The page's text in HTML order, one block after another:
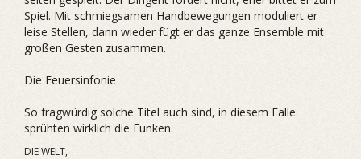
Spiel. Mit schmiegsamen Handbewegungen moduliert er
leise Stellen, dann wieder fügt er das ganze Ensemble mit
großen Gesten zusammen.
Die Feuersinfonie
So fragwürdig solche Titel auch sind, in diesem Falle
sprühten wirklich die Funken.
DIE WELT,